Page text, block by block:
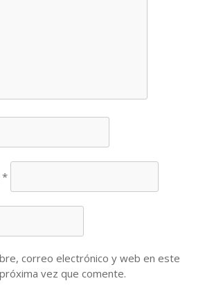
*
correo electrónico y web en este
vez que comente.